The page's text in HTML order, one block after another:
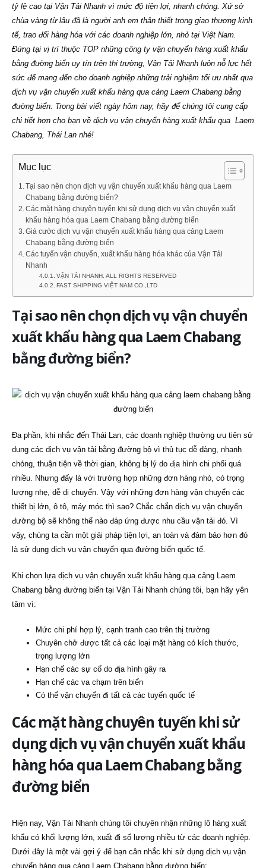
tỷ lệ cao tại Vận Tải Nhanh vì mức độ tiện lợi, nhanh chóng. Xứ sở
chùa vàng từ lâu đã là người anh em thân thiết trong giao thương kinh
tế, trao đổi hàng hóa với các doanh nghiệp lớn, nhỏ tại Việt Nam.
Đứng tại vị trí thuộc TOP những công ty vận chuyển hàng xuất khẩu
bằng đường biển uy tín trên thị trường, Vận Tải Nhanh luôn nỗ lực hết
sức để mang đến cho doanh nghiệp những trải nghiệm tối ưu nhất qua
dịch vụ vận chuyển xuất khẩu hàng qua cảng Laem Chabang bằng
đường biển. Trong bài viết ngày hôm nay, hãy để chúng tôi cung cấp
chi tiết hơn cho bạn về dịch vụ vận chuyển hàng xuất khẩu qua Laem
Chabang, Thái Lan nhé!
Mục lục
Tại sao nên chọn dịch vụ vận chuyển xuất khẩu hàng qua Laem
Chabang bằng đường biển?
Các mặt hàng chuyên tuyến khi sử dụng dịch vụ vận chuyển xuất
khẩu hàng hóa qua Laem Chabang bằng đường biển
Giá cước dịch vụ vận chuyển xuất khẩu hàng qua cảng Laem
Chabang bằng đường biển
Các tuyến vận chuyển, xuất khẩu hàng hóa khác của Vận Tải
Nhanh
VẬN TẢI NHANH. ALL RIGHTS RESERVED
FAST SHIPPING VIỆT NAM CO.,LTD
Tại sao nên chọn dịch vụ vận chuyển
xuất khẩu hàng qua Laem Chabang
bằng đường biển?
Đa phần, khi nhắc đến Thái Lan, các doanh nghiệp thường ưu tiên sử
dụng các dịch vụ vận tải bằng đường bộ vì thủ tục dễ dàng, nhanh
chóng, thuận tiện về thời gian, không bị lý do địa hình chi phối quá
nhiều. Nhưng đấy là với trường hợp những đơn hàng nhỏ, có trọng
lượng nhẹ, dễ di chuyển. Vậy với những đơn hàng vận chuyển các
thiết bị lớn, ô tô, máy móc thì sao? Chắc chắn dịch vụ vận chuyển
đường bộ sẽ không thể nào đáp ứng được nhu cầu vận tải đó. Vì
vậy, chúng ta cần một giải pháp tiện lợi, an toàn và đảm bảo hơn đó
là sử dụng dịch vụ vận chuyển qua đường biển quốc tế.
Khi chọn lựa dịch vụ vận chuyển xuất khẩu hàng qua cảng Laem
Chabang bằng đường biển tại Vận Tải Nhanh chúng tôi, bạn hãy yên
tâm vì:
Mức chi phí hợp lý, cạnh tranh cao trên thị trường
Chuyên chở được tất cả các loại mặt hàng có kích thước,
trọng lượng lớn
Hạn chế các sự cố do địa hình gây ra
Hạn chế các va chạm trên biển
Có thể vận chuyển đi tất cả các tuyến quốc tế
Các mặt hàng chuyên tuyến khi sử
dụng dịch vụ vận chuyển xuất khẩu
hàng hóa qua Laem Chabang bằng
đường biển
Hiện nay, Vận Tải Nhanh chúng tôi chuyên nhận những lô hàng xuất
khẩu có khối lượng lớn, xuất đi số lượng nhiều từ các doanh nghiệp.
Dưới đây là một vài gợi ý để bạn cân nhắc khi sử dụng dịch vụ vận
chuyển hàng qua cảng Laem Chabang bằng đường biển: